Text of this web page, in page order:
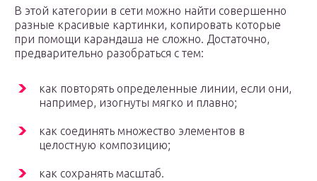
В этой категории в сети можно найти совершенно
разные красивые картинки, копировать которые
при помощи карандаша не сложно. Достаточно,
предварительно разобраться с тем:
как повторять определенные линии, если они,
например, изогнуты мягко и плавно;
как соединять множество элементов в
целостную композицию;
как сохранять масштаб.